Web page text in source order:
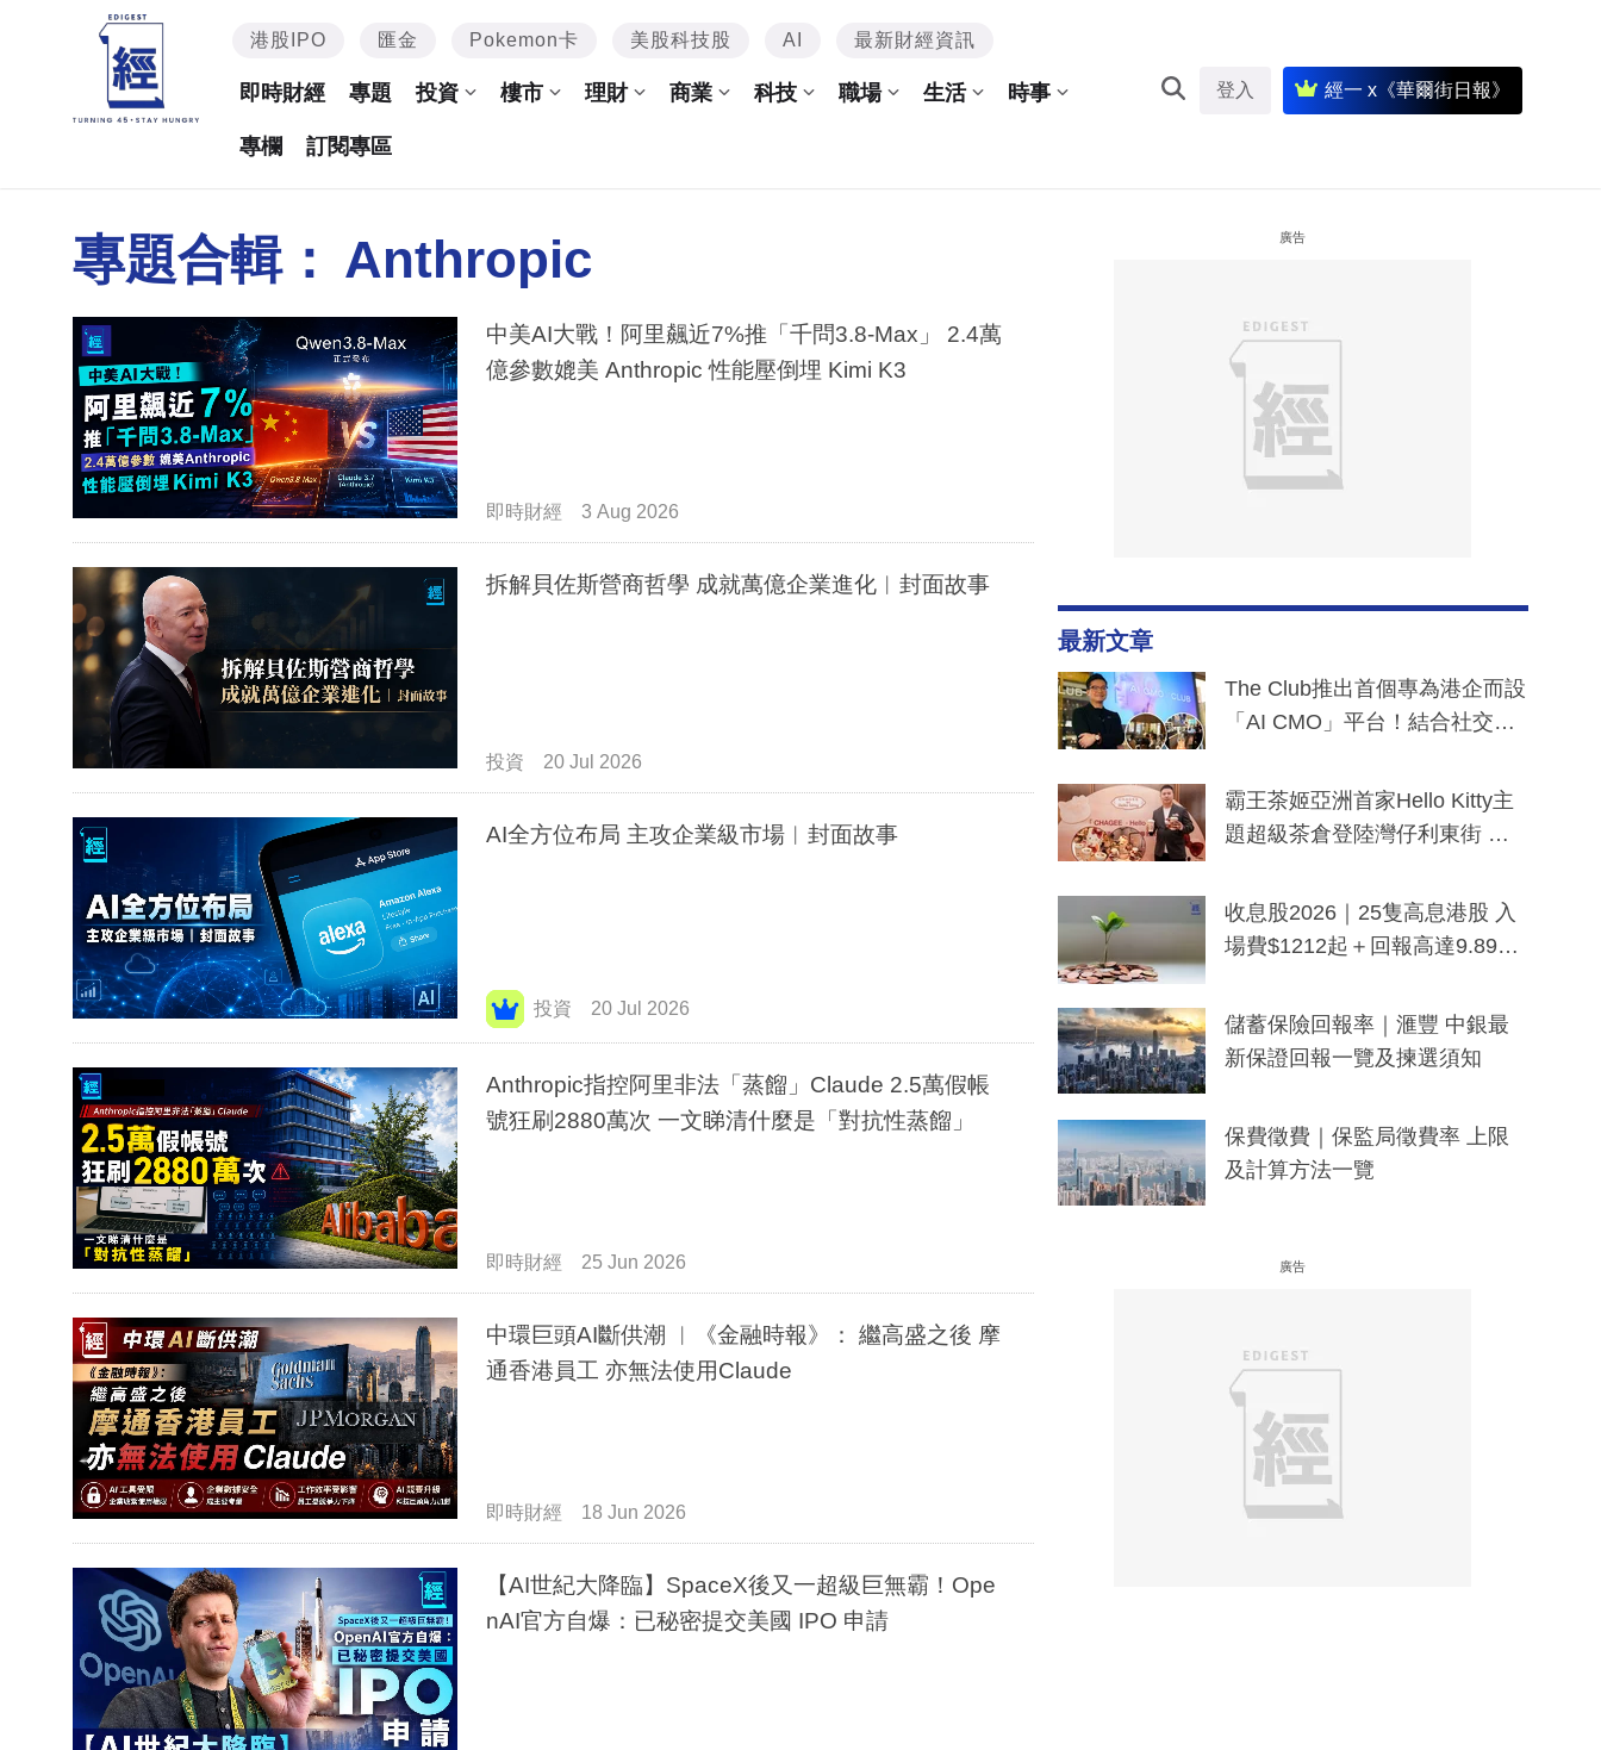
港股IPO 匯金 Pokemon卡 美股科技股 AI 最新財經資訊
即時財經 專題 投資 樓市 理財 商業 科技 職場 生活 時事
專欄 訂閱專區
登入 經一 x《華爾街日報》
專題合輯： Anthropic
中美AI大戰！阿里飆近7%推「千問3.8-Max」 2.4萬
億參數媲美 Anthropic 性能壓倒埋 Kimi K3
即時財經 3 Aug 2026
拆解貝佐斯營商哲學 成就萬億企業進化︳封面故事
投資 20 Jul 2026
AI全方位布局 主攻企業級市場︳封面故事
投資 20 Jul 2026
Anthropic指控阿里非法「蒸餾」Claude 2.5萬假帳
號狂刷2880萬次 一文睇清什麼是「對抗性蒸餾」
即時財經 25 Jun 2026
中環巨頭AI斷供潮 ︳《金融時報》： 繼高盛之後 摩
通香港員工 亦無法使用Claude
即時財經 18 Jun 2026
【AI世紀大降臨】SpaceX後又一超級巨無霸！Ope
nAI官方自爆：已秘密提交美國 IPO 申請
廣告
最新文章
The Club推出首個專為港企而設
「AI CMO」平台！結合社交聆
分鐘生成「貼地」宣傳短片
霸王茶姬亞洲首家Hello Kitty主
題超級茶倉登陸灣仔利東街 推
y及香港限定特調系列
收息股2026｜25隻高息港股 入
場費$1212起＋回報高達9.89
儲蓄保險回報率｜滙豐 中銀最
新保證回報一覽及揀選須知
保費徵費｜保監局徵費率 上限
及計算方法一覽
廣告